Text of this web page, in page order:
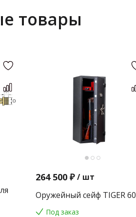
товары
264 500 ₽ / шт
Оружейный сейф TIGER 60
Под заказ